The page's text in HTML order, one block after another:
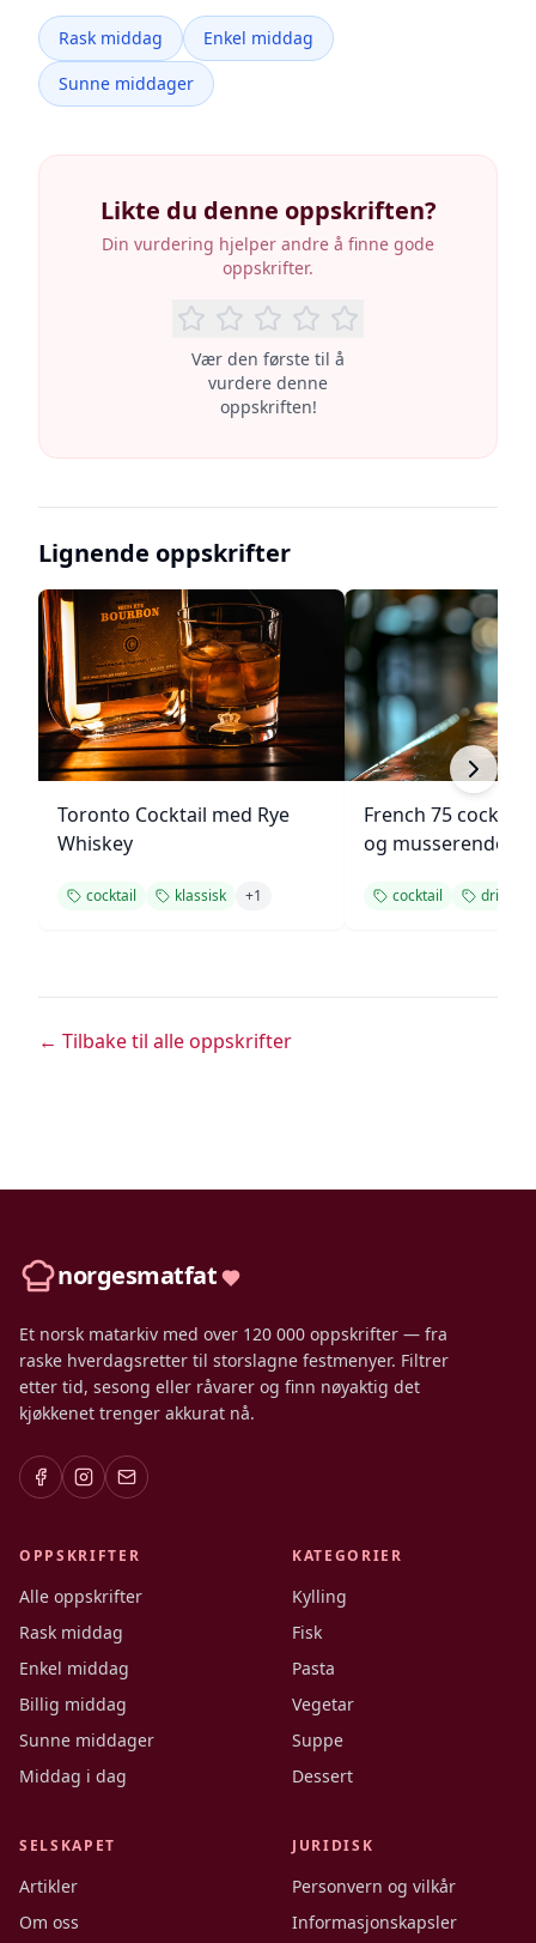
Rask middag
Enkel middag
Sunne middager
Likte du denne oppskriften?
Din vurdering hjelper andre å finne gode
oppskrifter.
Vær den første til å
vurdere denne
oppskriften!
Lignende oppskrifter
Toronto Cocktail med Rye
Whiskey
cocktail klassisk +1
French 75 cocktail
og musserende vin
cocktail drink
← Tilbake til alle oppskrifter
norgesmatfat
Et norsk matarkiv med over 120 000 oppskrifter — fra
raske hverdagsretter til storslagne festmenyer. Filtrer
etter tid, sesong eller råvarer og finn nøyaktig det
kjøkkenet trenger akkurat nå.
OPPSKRIFTER
Alle oppskrifter
Rask middag
Enkel middag
Billig middag
Sunne middager
Middag i dag
KATEGORIER
Kylling
Fisk
Pasta
Vegetar
Suppe
Dessert
SELSKAPET
Artikler
Om oss
JURIDISK
Personvern og vilkår
Informasjonskapsler